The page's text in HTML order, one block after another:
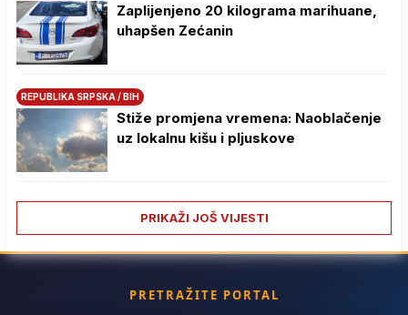
Zaplijenjeno 20 kilograma marihuane,
uhapšen Zećanin
REPUBLIKA SRPSKA / BIH
Stiže promjena vremena: Naoblačenje
uz lokalnu kišu i pljuskove
PRIKAŽI JOŠ VIJESTI
PRETRAŽITE PORTAL